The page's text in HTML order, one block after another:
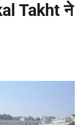
Takht ने